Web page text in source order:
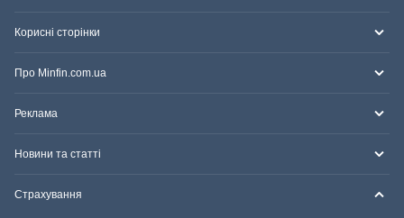
Корисні сторінки
Про Minfin.com.ua
Реклама
Новини та статті
Страхування